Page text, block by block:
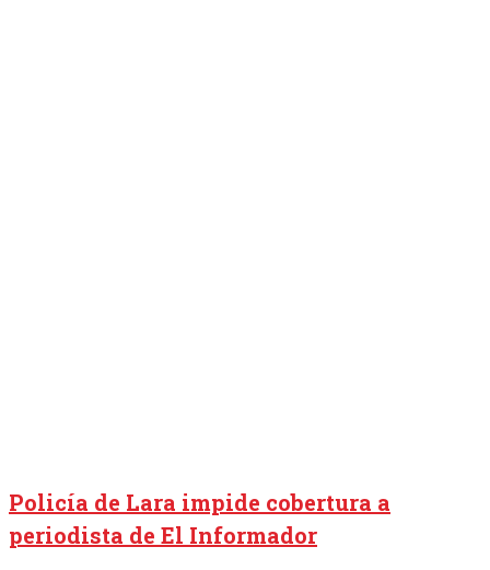
Policía de Lara impide cobertura a
periodista de El Informador